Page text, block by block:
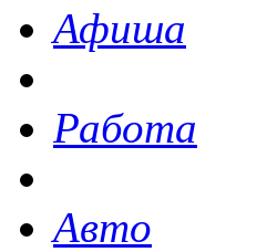
Афиша
Работа
Авто